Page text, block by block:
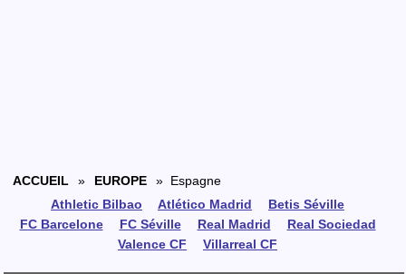
ACCUEIL » EUROPE
» Espagne
Athletic Bilbao
Atlético Madrid
Betis Séville
FC Barcelone
FC Séville Real Madrid
Real Sociedad
Valence CF
Villarreal CF